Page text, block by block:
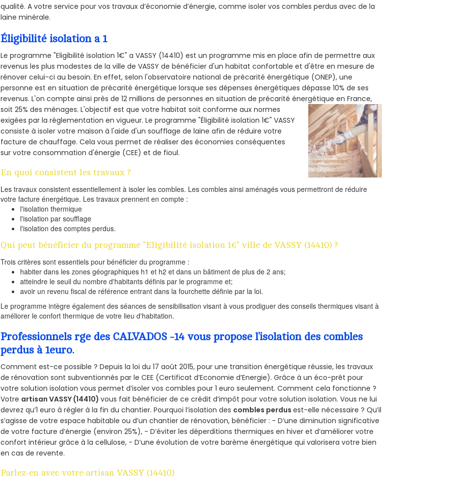
qualité. A votre service pour vos travaux d’économie d’énergie, comme isoler vos combles perdus avec de la
laine minérale.
Éligibilité isolation a 1
Le programme "Eligibilité isolation 1€" a VASSY (14410) est un programme mis en place afin de permettre aux
revenus les plus modestes de la ville de VASSY de bénéficier d'un habitat confortable et d'être en mesure de
rénover celui-ci au besoin. En effet, selon l'observatoire national de précarité énergétique (ONEP), une
personne est en situation de précarité énergétique lorsque ses dépenses énergétiques dépasse 10% de ses
revenus. L'on compte ainsi près de 12 millions de personnes en situation de précarité énergétique en France,
soit 25% des ménages.L'objectif est que votre habitat soit conforme aux normes
exigées par la réglementation en vigueur. Le programme "Éligibilité isolation 1€" VASSY
consiste à isoler votre maison à l'aide d'un soufflage de laine afin de réduire votre
facture de chauffage. Cela vous permet de réaliser des économies conséquentes
sur votre consommation d'énergie (CEE) et de fioul.
En quoi consistent les travaux ?
Les travaux consistent essentiellement à isoler les combles. Les combles ainsi aménagés vous permettront de réduire
votre facture énergétique. Les travaux prennent en compte :
l'isolation thermique
l'isolation par soufflage
l'isolation des comptes perdus.
Qui peut bénéficier du programme "Eligibilité isolation 1€" ville de VASSY (14410) ?
Trois critères sont essentiels pour bénéficier du programme :
habiter dans les zones géographiques h1 et h2 et dans un bâtiment de plus de 2 ans;
atteindre le seuil du nombre d'habitants définis par le programme et;
avoir un revenu fiscal de référence entrant dans la fourchette définie par la loi.
Le programme intègre également des séances de sensibilisation visant à vous prodiguer des conseils thermiques visant à
améliorer le confort thermique de votre lieu d'habitation.
Professionnels rge des CALVADOS -14 vous propose l’isolation des combles
perdus à 1euro.
Comment est-ce possible ? Depuis la loi du 17 août 2015, pour une transition énergétique réussie, les travaux
de rénovation sont subventionnés par le CEE (Certificat d’Economie d’Energie). Grâce à un éco-prêt pour
votre solution isolation vous permet d’isoler vos combles pour 1 euro seulement. Comment cela fonctionne ?
Votre artisan VASSY (14410)vous fait bénéficier de ce crédit d’impôt pour votre solution isolation. Vous ne lui
devrez qu’1 euro à régler à la fin du chantier. Pourquoi l’isolation des combles perdusest-elle nécessaire ? Qu’il
s’agisse de votre espace habitable ou d’un chantier de rénovation, bénéficier : - D’une diminution significative
de votre facture d’énergie (environ 25%), - D’éviter les déperditions thermiques en hiver et d’améliorer votre
confort intérieur grâce à la cellulose, - D’une évolution de votre barème énergétique qui valorisera votre bien
en cas de revente.
Parlez-en avec votre artisan VASSY (14410)